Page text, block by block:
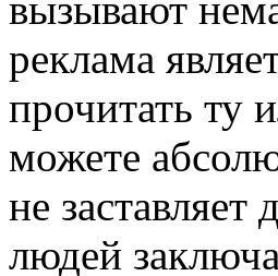
вызывают
реклама
прочитать ту
можете
не заставляет
людей